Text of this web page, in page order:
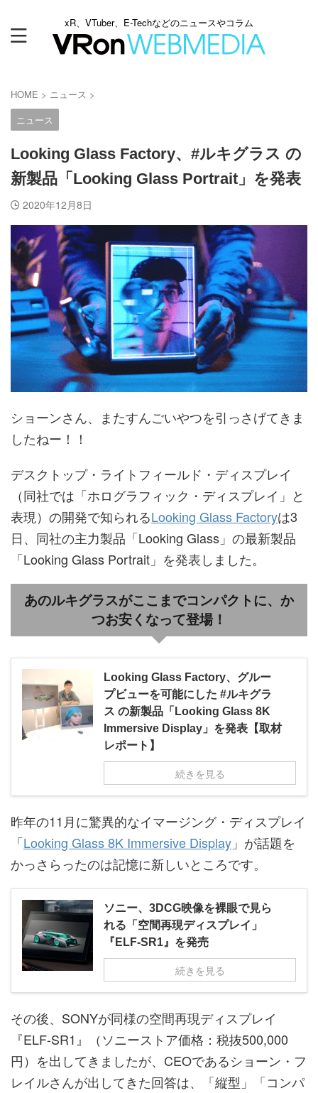
xR、VTuber、E-Techなどのニュースやコラム
HOME > ニュース >
ニュース
Looking Glass Factory、#ルキグラス の
新製品「Looking Glass Portrait」を発表
2020年12月8日
ショーンさん、またすんごいやつを引っさげてきま
したねー！！
デスクトップ・ライトフィールド・ディスプレイ
（同社では「ホログラフィック・ディスプレイ」と
表現）の開発で知られるLooking Glass Factoryは3
日、同社の主力製品「Looking Glass」の最新製品
「Looking Glass Portrait」を発表しました。
あのルキグラスがここまでコンパクトに、か
つお安くなって登場！
Looking Glass Factory、グルー
プビューを可能にした #ルキグラ
ス の新製品「Looking Glass 8K
Immersive Display」を発表【取材
レポート】
続きを見る
昨年の11月に驚異的なイマージング・ディスプレイ
「Looking Glass 8K Immersive Display 」が話題を
かっさらったのは記憶に新しいところです。
ソニー、3DCG映像を裸眼で見ら
れる「空間再現ディスプレイ」
『ELF-SR1』を発売
続きを見る
その後、SONYが同様の空間再現ディスプレイ
『ELF-SR1』（ソニーストア価格：税抜500,000
円）を出してきましたが、CEOであるショーン・フ
レイルさんが出してきた回答は、「縦型」「コンパ